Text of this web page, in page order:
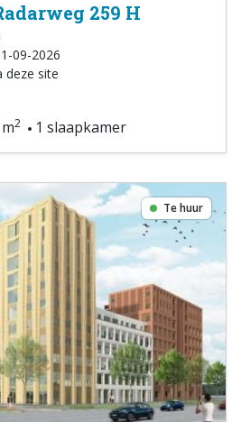
259 H
09-2026
deze site
2 1 slaapkamer
Te huur